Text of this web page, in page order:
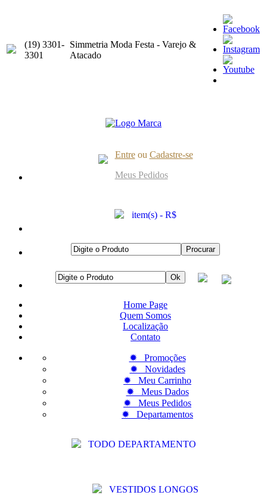
(19) 3301-
3301
Simmetria Moda Festa - Varejo &
Atacado
Entre ou Cadastre-se
Meus Pedidos
item(s) - R$
Home Page
Quem Somos
Localização
Contato
✹ Promoções
✹ Novidades
✹ Meu Carrinho
✹ Meus Dados
✹ Meus Pedidos
✹ Departamentos
TODO DEPARTAMENTO
VESTIDOS LONGOS